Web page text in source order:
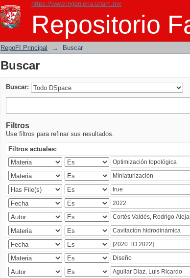
https://www.ingenieria.unam.mx
Repositorio
Buscar
RepoFI Principal → Buscar
Buscar
Buscar:
Filtros
Use filtros para refinar sus resultados.
Filtros actuales: